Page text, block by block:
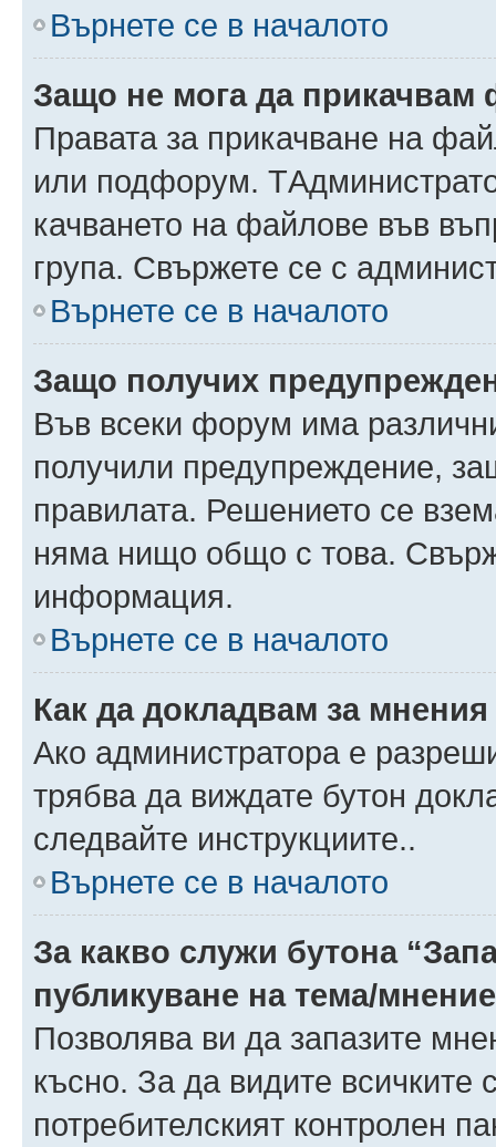
Върнете се в началото
Защо не мога да прикачвам
Правата за прикачване на
или подфорум.
качването на файлове във
група. Свържете се с
Върнете се в началото
Защо получих
Във всеки форум има
получили предупреждение,
правилата. Решението се
няма нищо общо с това.
информация.
Върнете се в началото
Как да докладвам за
Ако администратора е
трябва да виждате бутон
следвайте инструкциите..
Върнете се в началото
За какво служи бутона
публикуване на тема/
Позволява ви да запазите
късно. За да видите всичките
потребителският контролен